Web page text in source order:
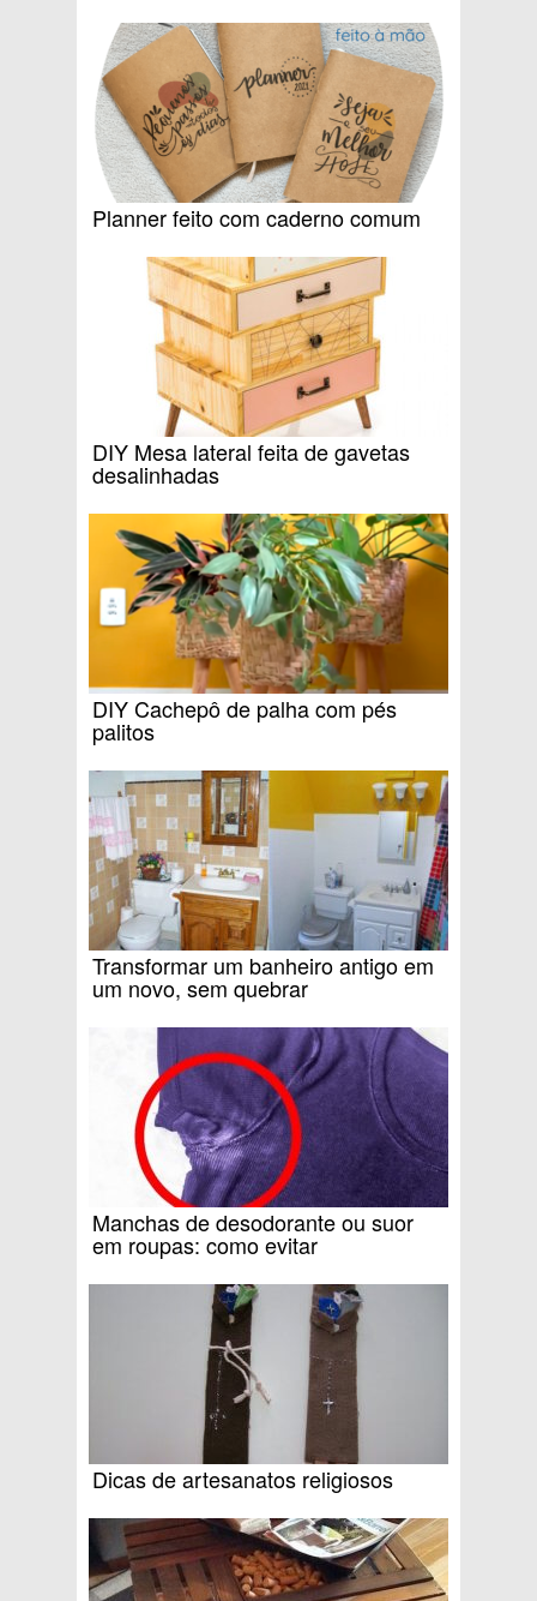
Planner feito com caderno comum
DIY Mesa lateral feita de gavetas
desalinhadas
DIY Cachepô de palha com pés
palitos
Transformar um banheiro antigo em
um novo, sem quebrar
Manchas de desodorante ou suor
em roupas: como evitar
Dicas de artesanatos religiosos